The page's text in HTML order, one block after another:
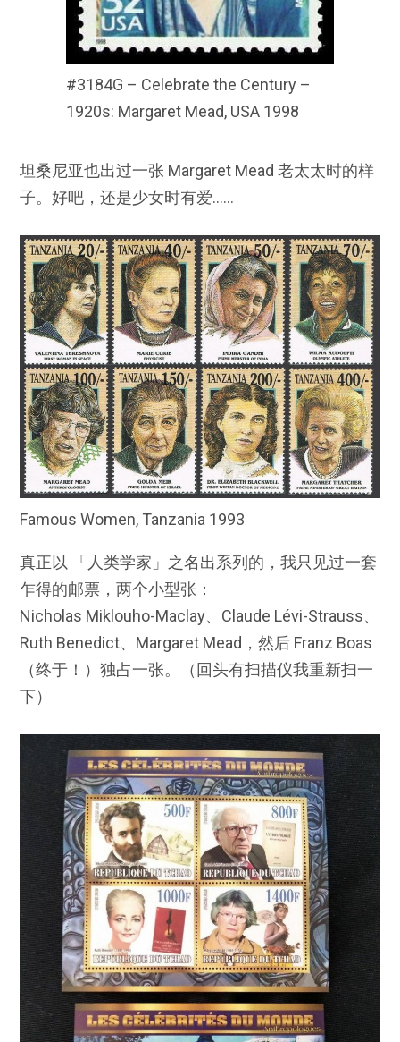
#3184G – Celebrate the Century –
1920s: Margaret Mead, USA 1998
坦桑尼亚也出过一张 Margaret Mead 老太太时的样
子。好吧，还是少女时有爱……
Famous Women, Tanzania 1993
真正以 「人类学家」之名出系列的，我只见过一套
乍得的邮票，两个小型张：
Nicholas Miklouho-Maclay、Claude Lévi-Strauss、
Ruth Benedict、Margaret Mead，然后 Franz Boas
（终于！）独占一张。（回头有扫描仪我重新扫一
下）